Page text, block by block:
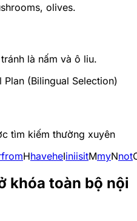
olives.
là nấm và ô liu.
(Bilingual Selection)
tìm kiếm thường xuyên
fromHhaveheIiniisitMmyNnot
khóa toàn bộ nội